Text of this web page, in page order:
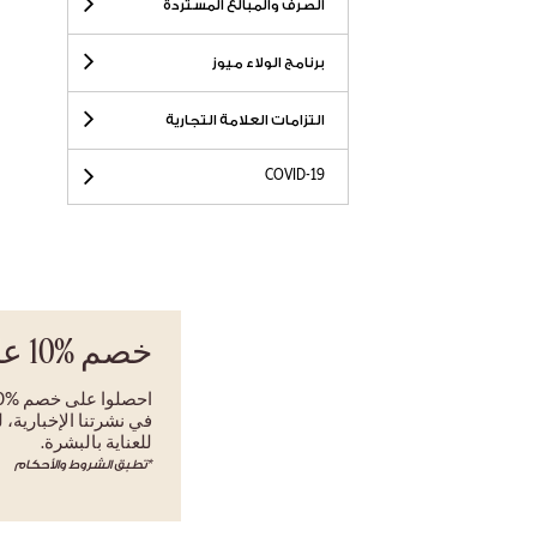
الصرف والمبالغ المستردة
برنامج الولاء ميوز
التزامات العلامة التجارية
COVID-19
خصم %10
في نشرتنا
للعناية بالبشرة.
*تطبق الشروط والأحكام